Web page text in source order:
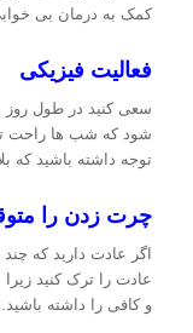
کمک به درمان بی
فعالیت فیزیکی
سعی کنید در طول
شود که شب ها راحت تر
توجه داشته باشید که
چرت زدن را
اگر عادت دارید که
عادت را ترک کنید
و کافی را داشته باشید.